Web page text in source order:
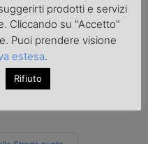
prodotti e servizi
Cliccando su "Accetto"
Puoi prendere visione
estesa.
Rifiuto